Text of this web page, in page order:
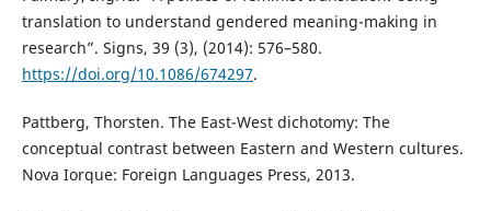
translation to understand gendered meaning-making in
research”. Signs, 39 (3), (2014): 576–580.
https://doi.org/10.1086/674297.
Pattberg, Thorsten. The East-West dichotomy: The
conceptual contrast between Eastern and Western cultures.
Nova Iorque: Foreign Languages Press, 2013.